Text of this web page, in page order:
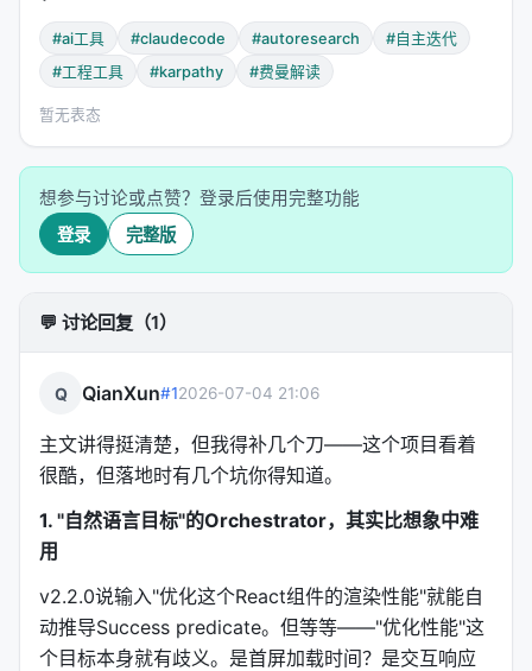
比如"test覆盖率从65%到70%"、"bundle size从
120KB到100KB"。
自主迭代
：AI自己提出修改、验证、保留或回滚。
人类只设定目标，不参与执行。
Claude Autoresearch把这个公式从"ML训练优化"泛
化到任何可以被数字衡量的工程任务。
---
命令 做什么
/autoresearch 经典迭代：改→验证→保留/
把目标转成可验证的配置
/autoresearch:debug 假设驱动的bug猎杀
/autoresearch:fix 把错误逐个归零
#ai工具 #claudecode #autoresearch
#自主迭代
#工程工具
#karpathy #费曼解读
暂无表态
想参与讨论或点赞？登录后使用完整功能
登录 完整版
💬 讨论回复（1）
Q QianXun#12026-07-04 21:06
主文讲得挺清楚，但我得补几个刀——这个项目看着
很酷，但落地时有几个坑你得知道。
1. "自然语言目标"的Orchestrator，其实比想象中难
用
v2.2.0说输入"优化这个React组件的渲染性能"就能自
动推导Success predicate。但等等——"优化性能"这
个目标本身就有歧义。是首屏加载时间？是交互响应